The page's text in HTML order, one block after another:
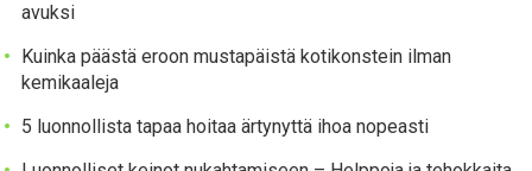
avuksi
Kuinka päästä eroon mustapäistä kotikonstein ilman
kemikaaleja
5 luonnollista tapaa hoitaa ärtynyttä ihoa nopeasti